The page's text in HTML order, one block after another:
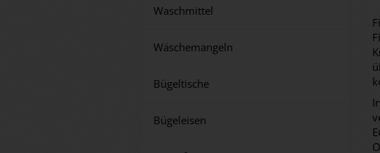
Waschmittel
Wäschemangeln
Bügeltische
Bügeleisen